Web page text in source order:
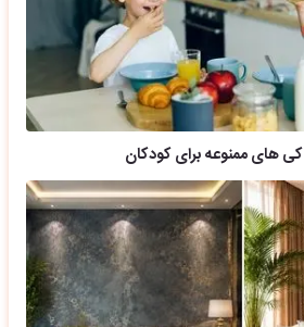
های ممنوعه برای کودکان